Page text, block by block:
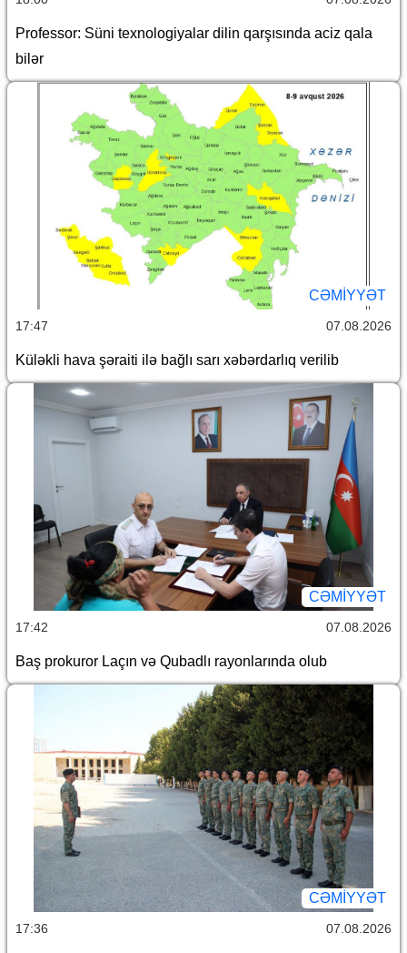
Professor: Süni texnologiyalar dilin qarşısında aciz qala
bilər
CƏMİYYƏT
17:47 07.08.2026
Küləkli hava şəraiti ilə bağlı sarı xəbərdarlıq verilib
CƏMİYYƏT
17:42 07.08.2026
Baş prokuror Laçın və Qubadlı rayonlarında olub
CƏMİYYƏT
17:36 07.08.2026